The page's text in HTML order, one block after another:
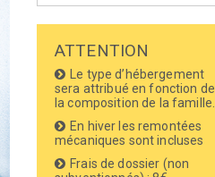
ATTENTION
Le type d’hébergement
sera attribué en fonction de
la composition de la famille.
En hiver les remontées
mécaniques sont incluses
Frais de dossier (non